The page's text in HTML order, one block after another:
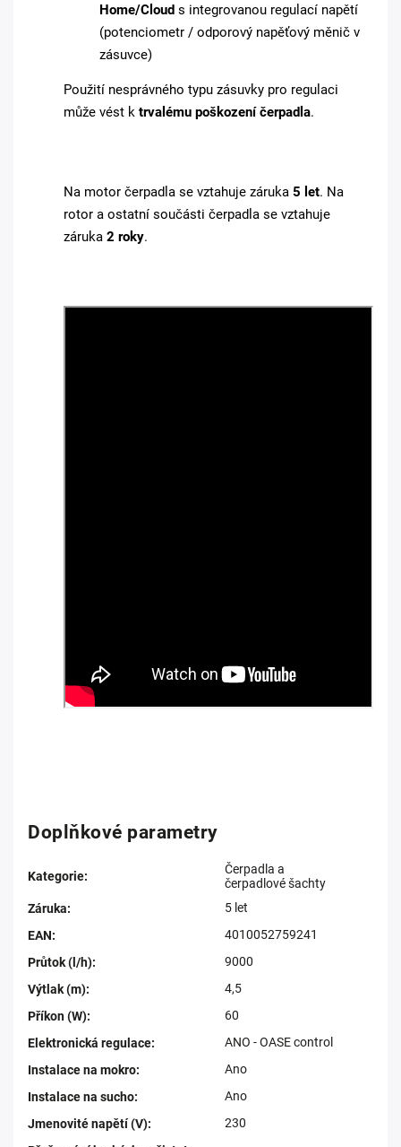
Home/Cloud s integrovanou regulací napětí
(potenciometr / odporový napěťový měnič v
zásuvce)
Použití nesprávného typu zásuvky pro regulaci
může vést k trvalému poškození čerpadla.
Na motor čerpadla se vztahuje záruka 5 let. Na
rotor a ostatní součásti čerpadla se vztahuje
záruka 2 roky.
Doplňkové parametry
Kategorie:
Čerpadla a
čerpadlové šachty
Záruka:
5 let
EAN:
4010052759241
Průtok (l/h):
9000
Výtlak (m):
4,5
Příkon (W):
60
Elektronická regulace:
ANO - OASE control
Instalace na mokro:
Ano
Instalace na sucho:
Ano
Jmenovité napětí (V):
230